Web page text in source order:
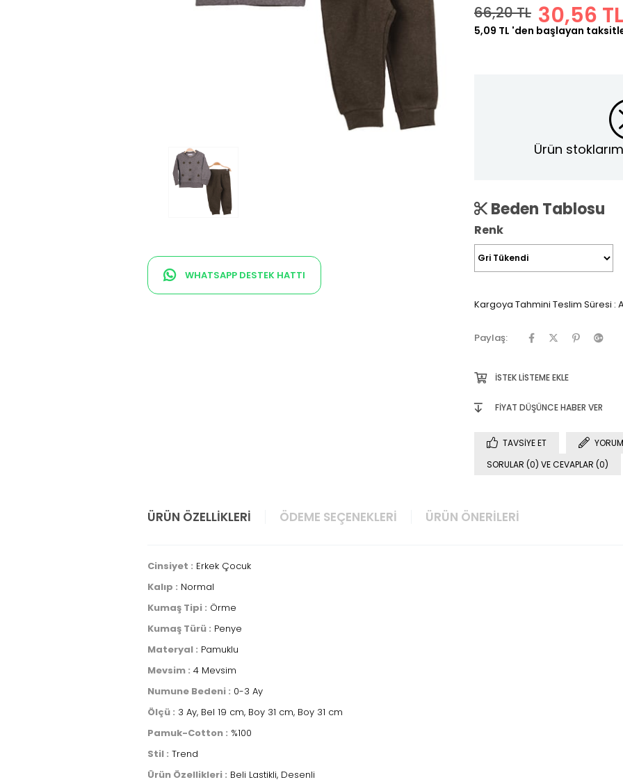
WHATSAPP DESTEK HATTI
66,20 TL 30,56 TL
5,09 TL 'den başlayan
Ürün
Beden Tablosu
Renk
Kargoya Tahmini Teslim Süresi :
Paylaş:
İSTEK LISTEME EKLE
FIYAT DÜŞÜNCE HABER VER
TAVSIYE ET
SORULAR (0) VE CEVAPLAR (0)
ÜRÜN ÖZELLIKLERI ÖDEME SEÇENEKLERI ÜRÜN ÖNERILERI
Cinsiyet : Erkek Çocuk
Kalıp : Normal
Kumaş Tipi : Örme
Kumaş Türü : Penye
Materyal : Pamuklu
Mevsim : 4 Mevsim
Numune Bedeni : 0-3 Ay
Ölçü : 3 Ay, Bel 19 cm, Boy 31 cm, Boy 31 cm
Pamuk-Cotton : %100
Stil : Trend
Ürün Özellikleri : Beli Lastikli, Desenli